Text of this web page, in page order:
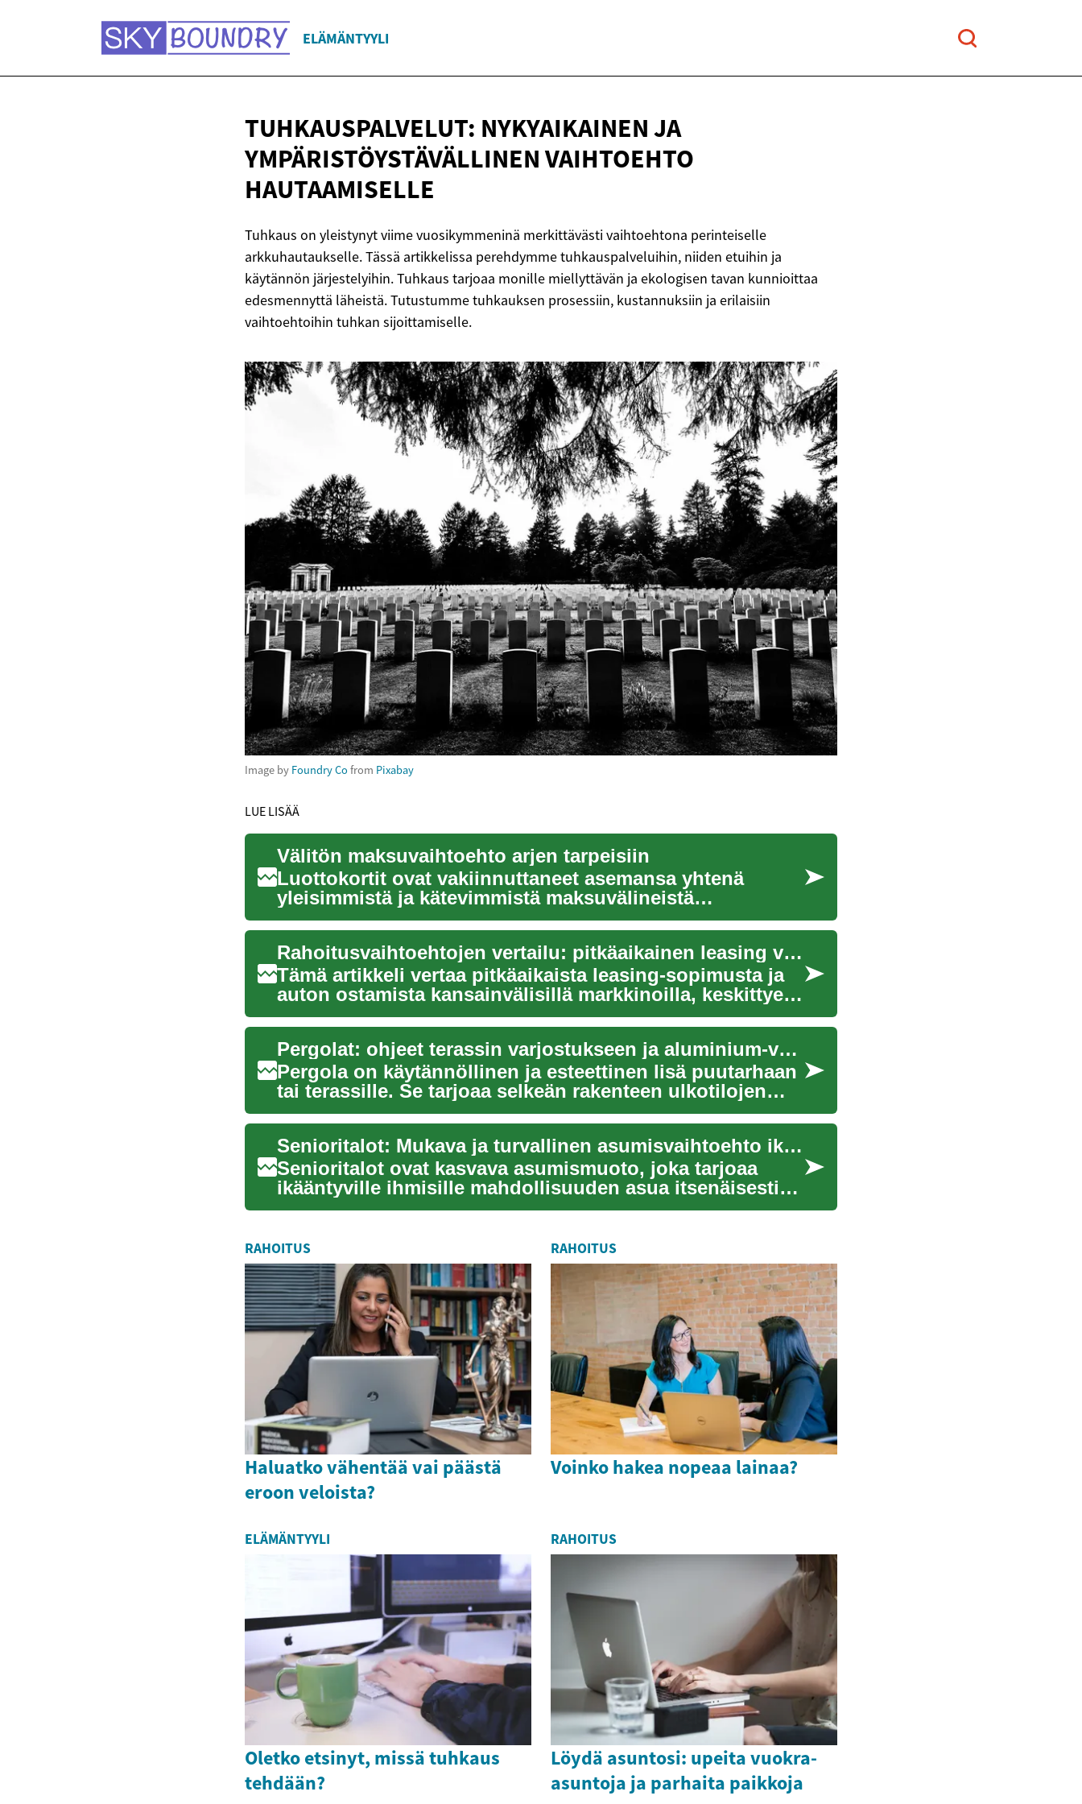
ELÄMÄNTYYLI
TUHKAUSPALVELUT: NYKYAIKAINEN JA
YMPÄRISTÖYSTÄVÄLLINEN VAIHTOEHTO
HAUTAAMISELLE
Tuhkaus on yleistynyt viime vuosikymmeninä merkittävästi vaihtoehtona perinteiselle
arkkuhautaukselle. Tässä artikkelissa perehdymme tuhkauspalveluihin, niiden etuihin ja
käytännön järjestelyihin. Tuhkaus tarjoaa monille miellyttävän ja ekologisen tavan kunnioittaa
edesmennyttä läheistä. Tutustumme tuhkauksen prosessiin, kustannuksiin ja erilaisiin
vaihtoehtoihin tuhkan sijoittamiselle.
Image by Foundry Co from Pixabay
LUE LISÄÄ
Välitön maksuvaihtoehto arjen tarpeisiin
Luottokortit ovat vakiinnuttaneet asemansa yhtenä
yleisimmistä ja kätevimmistä maksuvälineistä
maailmanlaajuisesti. N...
Rahoitusvaihtoehtojen vertailu: pitkäaikainen leasing vs. osto kansainvälisillä markkinoilla
Tämä artikkeli vertaa pitkäaikaista leasing-sopimusta ja
auton ostamista kansainvälisillä markkinoilla, keskittyen
er...
Pergolat: ohjeet terassin varjostukseen ja aluminium‑vaihtoehtoihin
Pergola on käytännöllinen ja esteettinen lisä puutarhaan
tai terassille. Se tarjoaa selkeän rakenteen ulkotilojen
jäs...
Senioritalot: Mukava ja turvallinen asumisvaihtoehto ikääntyville
Senioritalot ovat kasvava asumismuoto, joka tarjoaa
ikääntyville ihmisille mahdollisuuden asua itsenäisesti
mutta tur...
RAHOITUS
Haluatko vähentää vai päästä
eroon veloista?
RAHOITUS
Voinko hakea nopeaa lainaa?
ELÄMÄNTYYLI
Oletko etsinyt, missä tuhkaus
tehdään?
RAHOITUS
Löydä asuntosi: upeita vuokra-
asuntoja ja parhaita paikkoja